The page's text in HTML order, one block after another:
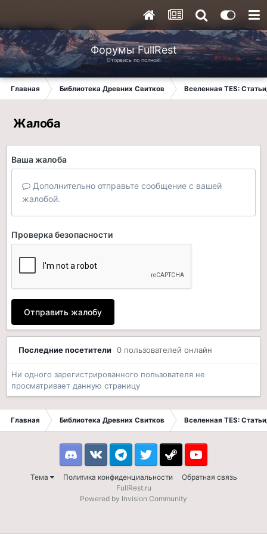
Форумы FullRest
Оторвись по полной!
Главная Библиотека Древних Свитков Вселенная TES:
Жалоба
Ваша жалоба
Дополнительно отправьте сообщение с вашей
жалобой.
Проверка безопасности
Отправить жалобу
Последние посетители 0 пользователей онлайн
Ни одного зарегистрированного пользователя не
просматривает данную страницу
Главная Библиотека Древних Свитков Вселенная TES:
Тема Политика конфиденциальности Обратная связь
DiscordVK TelegramTwitter Steam Youtube
FullRest.ru
Powered by Invision Community